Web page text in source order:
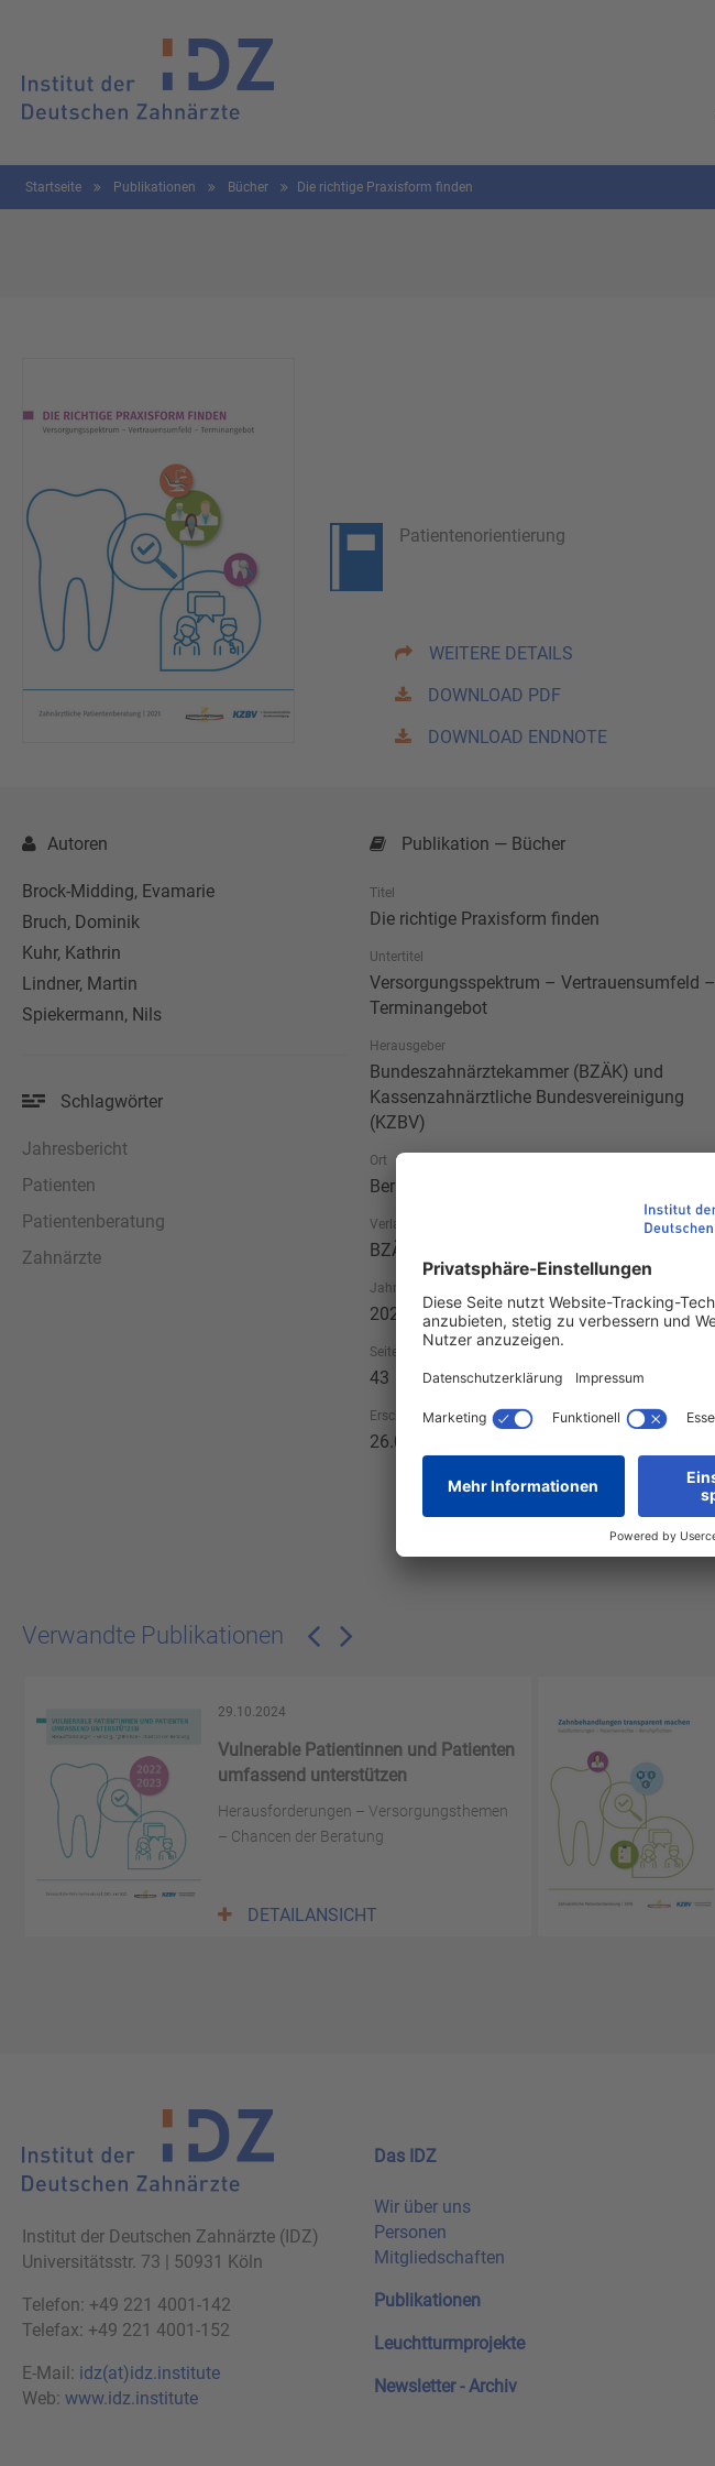
Startseite Publikationen Bücher Die richtige Praxisform finden
Patientenorientierung
WEITERE DETAILS
DOWNLOAD PDF
DOWNLOAD ENDNOTE
Autoren
Brock-Midding, Evamarie
Bruch, Dominik
Kuhr, Kathrin
Lindner, Martin
Spiekermann, Nils
Schlagwörter
Jahresbericht
Patienten
Patientenberatung
Zahnärzte
Publikation — Bücher
Titel
Die richtige Praxisform finden
Untertitel
Versorgungsspektrum – Vertrauensumfeld –
Terminangebot
Herausgeber
Bundeszahnärztekammer (BZÄK) und
Kassenzahnärztliche Bundesvereinigung
(KZBV)
Ort
Berlin/Köln
Verlag
BZÄK/KZBV
Jahr
2022
Seitenzahl
43
Erscheinungsdatum
26.09.2022
Verwandte Publikationen
29.10.2024
Vulnerable Patientinnen und Patienten
umfassend unterstützen
Herausforderungen – Versorgungsthemen
– Chancen der Beratung
DETAILANSICHT
Institut der Deutschen Zahnärzte (IDZ)
Universitätsstr. 73 | 50931 Köln
Telefon: +49 221 4001-142
Telefax: +49 221 4001-152
E-Mail: idz(at)idz.institute
Web: www.idz.institute
Das IDZ
Wir über uns
Personen
Mitgliedschaften
Publikationen
Leuchtturmprojekte
Newsletter - Archiv